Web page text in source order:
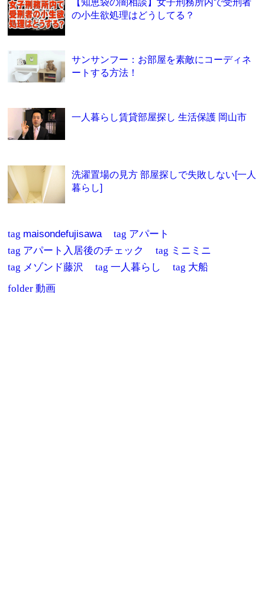
の小生欲処理はどうしてる？
サンサンフー：お部屋を素敵にコーディネ
ートする方法！
一人暮らし賃貸部屋探し 生活保護 岡山市
洗濯置場の見方 部屋探しで失敗しない[一人
暮らし]
tag maisondefujisawa tag アパート
tag アパート入居後のチェック tag ミニミニ
tag メゾンド藤沢 tag一人暮らし tag 大船
folder動画